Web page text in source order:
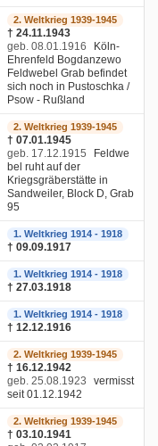
2. Weltkrieg 1939-1945
† 24.11.1943
geb. 08.01.1916
Köln-
Ehrenfeld Bogdanzewo
Feldwebel Grab befindet
sich noch in Pustoschka /
Psow - Rußland
2. Weltkrieg 1939-1945
† 07.01.1945
geb. 17.12.1915
Feldwe
bel ruht auf der
Kriegsgräberstätte in
Sandweiler, Block D, Grab
95
1. Weltkrieg 1914 - 1918
† 09.09.1917
1. Weltkrieg 1914 - 1918
† 27.03.1918
1. Weltkrieg 1914 - 1918
† 12.12.1916
2. Weltkrieg 1939-1945
† 16.12.1942
geb. 25.08.1923
vermisst
seit 01.12.1942
2. Weltkrieg 1939-1945
† 03.10.1941